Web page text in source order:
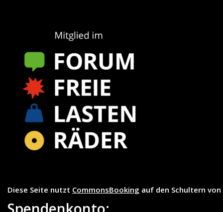
Diese Seite nutzt CommonsBooking auf den Schultern von